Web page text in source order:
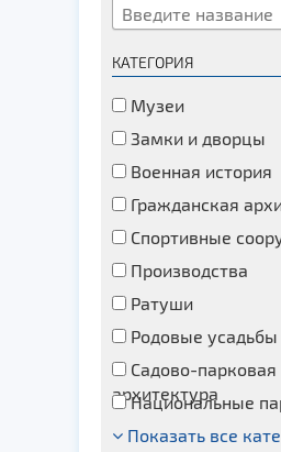
КАТЕГОРИЯ
Музеи
Замки и дворцы
Военная история
Гражданская
Спортивные
Производства
Ратуши
Родовые усадьбы
Садово-парковая
архитектура
Национальные
заказники
Озера и водоемы
Показать все